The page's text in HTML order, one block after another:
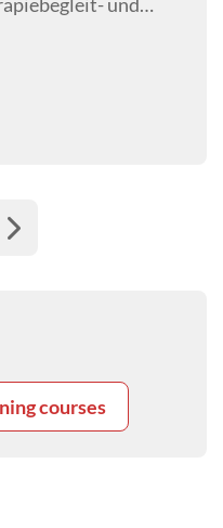
positiven Wirkung
diskutiert.
courses